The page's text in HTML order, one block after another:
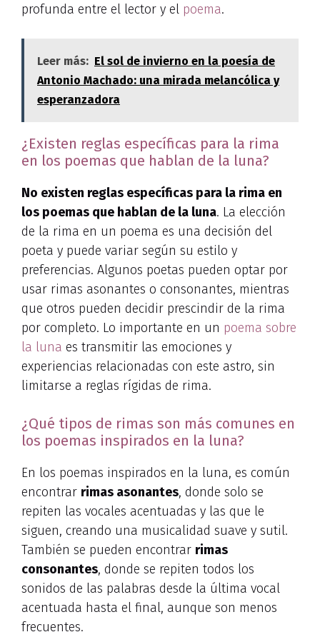
profunda entre el lector y el poema.
Leer más: El sol de invierno en la poesía de
Antonio Machado: una mirada melancólica y
esperanzadora
¿Existen reglas específicas para la rima
en los poemas que hablan de la luna?
No existen reglas específicas para la rima en
los poemas que hablan de la luna. La elección
de la rima en un poema es una decisión del
poeta y puede variar según su estilo y
preferencias. Algunos poetas pueden optar por
usar rimas asonantes o consonantes, mientras
que otros pueden decidir prescindir de la rima
por completo. Lo importante en un poema sobre
la luna es transmitir las emociones y
experiencias relacionadas con este astro, sin
limitarse a reglas rígidas de rima.
¿Qué tipos de rimas son más comunes en
los poemas inspirados en la luna?
En los poemas inspirados en la luna, es común
encontrar rimas asonantes, donde solo se
repiten las vocales acentuadas y las que le
siguen, creando una musicalidad suave y sutil.
También se pueden encontrar rimas
consonantes, donde se repiten todos los
sonidos de las palabras desde la última vocal
acentuada hasta el final, aunque son menos
frecuentes.